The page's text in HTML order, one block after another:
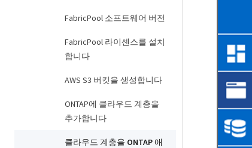
FabricPool 소프트웨어 버전
FabricPool 라이센스를 설치
합니다
AWS S3 버킷을 생성합니다
ONTAP에 클라우드 계층을
추가합니다
클라우드 계층을 ONTAP 애